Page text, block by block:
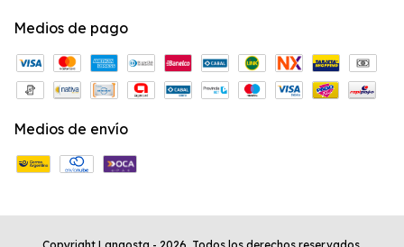
Medios de pago
Medios de envío